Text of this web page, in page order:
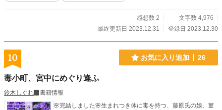
感想数 2
文字数 4,976
最終更新日 2023.12.31
登録日 2023.12.30
10 お気に入り追加 26
毒小町、宮中にめぐり逢ふ
鈴木しぐれ
書籍情報
🌸完結しました🌸生まれつき体に毒を持つ、藤原氏の娘、菫